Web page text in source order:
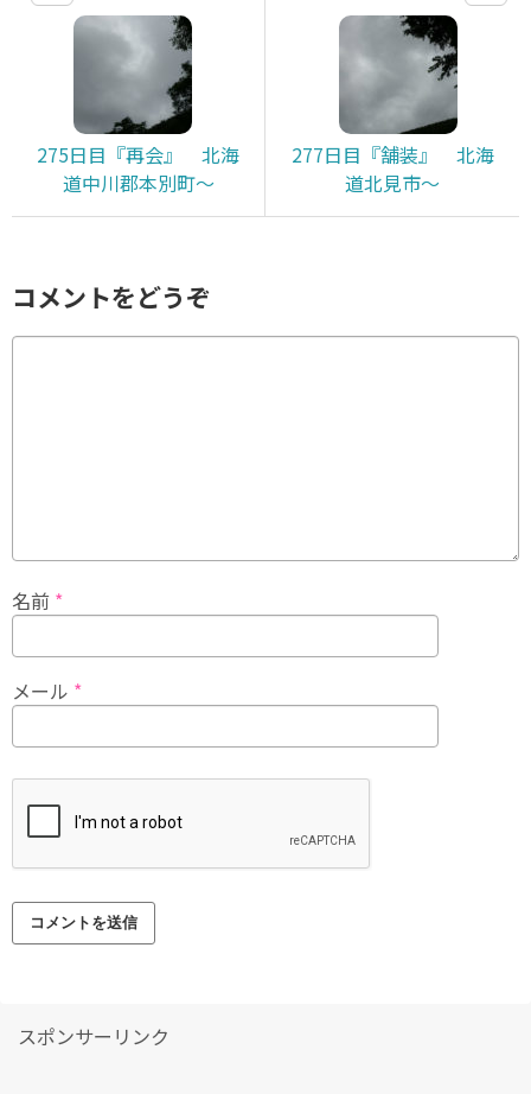
275日目『再会』 北海
道中川郡本別町～
277日目『舗装』 北海
道北見市～
コメントをどうぞ
名前 *
メール *
スポンサーリンク